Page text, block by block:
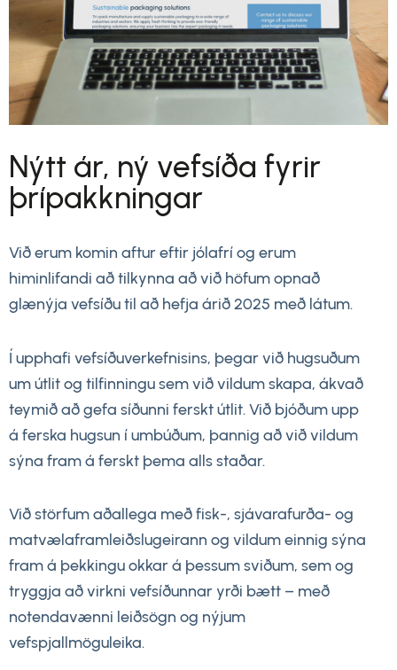
Nýtt ár, ný vefsíða fyrir
þrípakkningar
Við erum komin aftur eftir jólafrí og erum
himinlifandi að tilkynna að við höfum opnað
glænýja vefsíðu til að hefja árið 2025 með látum.
Í upphafi vefsíðuverkefnisins, þegar við hugsuðum
um útlit og tilfinningu sem við vildum skapa, ákvað
teymið að gefa síðunni ferskt útlit. Við bjóðum upp
á ferska hugsun í umbúðum, þannig að við vildum
sýna fram á ferskt þema alls staðar.
Við störfum aðallega með fisk-, sjávarafurða- og
matvælaframleiðslugeirann og vildum einnig sýna
fram á þekkingu okkar á þessum sviðum, sem og
tryggja að virkni vefsíðunnar yrði bætt – með
notendavænni leiðsögn og nýjum
vefspjallmöguleika.